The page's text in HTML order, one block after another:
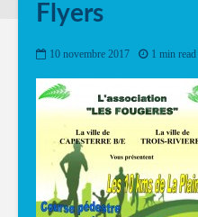
Flyers
10 novembre 2017 1 min read